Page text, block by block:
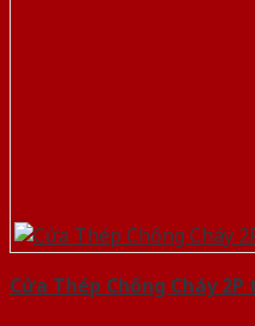
Cửa Thép Chống Cháy